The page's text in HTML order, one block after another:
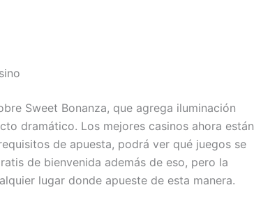
Sweet Bonanza, que agrega iluminación
dramático. Los mejores casinos ahora están
de apuesta, podrá ver qué juegos se
de bienvenida además de eso, pero la
lugar donde apueste de esta manera.